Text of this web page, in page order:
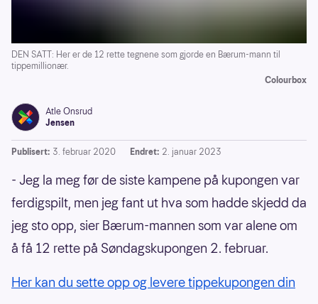
DEN SATT: Her er de 12 rette tegnene som gjorde en Bærum-mann til
tippemillionær.
Colourbox
Atle Onsrud
Jensen
Publisert: 3. februar 2020 Endret: 2. januar 2023
- Jeg la meg før de siste kampene på kupongen var
ferdigspilt, men jeg fant ut hva som hadde skjedd da
jeg sto opp, sier Bærum-mannen som var alene om
å få 12 rette på Søndagskupongen 2. februar.
Her kan du sette opp og levere tippekupongen din